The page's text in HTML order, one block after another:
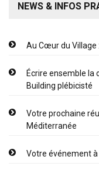
NEWS & INFOS
Au Cœur du Village
Écrire ensemble la
Building plébicisté
Votre prochaine
Méditerranée
Votre événement à